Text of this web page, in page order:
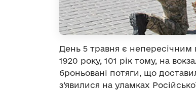
День 5 травня є непересічним
1920 року, 101 рік тому, на
броньовані потяги, що
з’явилися на уламках